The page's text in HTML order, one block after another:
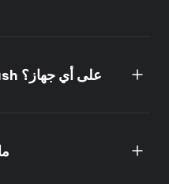
هل يمكنني استخدام HeyCash على أي جهاز؟